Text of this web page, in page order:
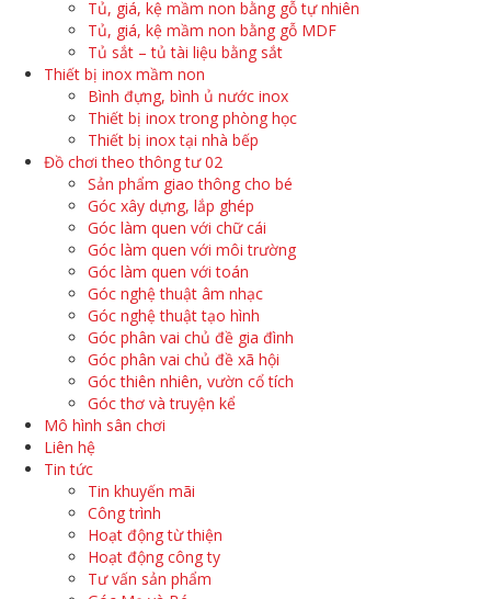
Tủ, giá, kệ mầm non bằng gỗ tự nhiên
Tủ, giá, kệ mầm non bằng gỗ MDF
Tủ sắt – tủ tài liệu bằng sắt
Thiết bị inox mầm non
Bình đựng, bình ủ nước inox
Thiết bị inox trong phòng học
Thiết bị inox tại nhà bếp
Đồ chơi theo thông tư 02
Sản phẩm giao thông cho bé
Góc xây dựng, lắp ghép
Góc làm quen với chữ cái
Góc làm quen với môi trường
Góc làm quen với toán
Góc nghệ thuật âm nhạc
Góc nghệ thuật tạo hình
Góc phân vai chủ đề gia đình
Góc phân vai chủ đề xã hội
Góc thiên nhiên, vườn cổ tích
Góc thơ và truyện kể
Mô hình sân chơi
Liên hệ
Tin tức
Tin khuyến mãi
Công trình
Hoạt động từ thiện
Hoạt động công ty
Tư vấn sản phẩm